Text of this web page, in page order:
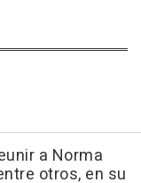
a Norma
otros, en su